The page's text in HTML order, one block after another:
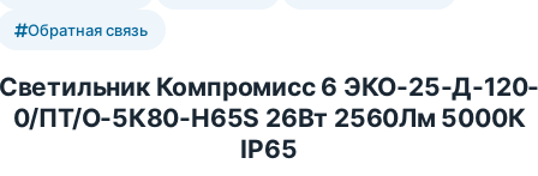
Обратная связь
Компромисс 6 ЭКО-25-Д-
0/ПТ/О-5К80-Н65S 26Вт 2560Лм 5000К
IP65